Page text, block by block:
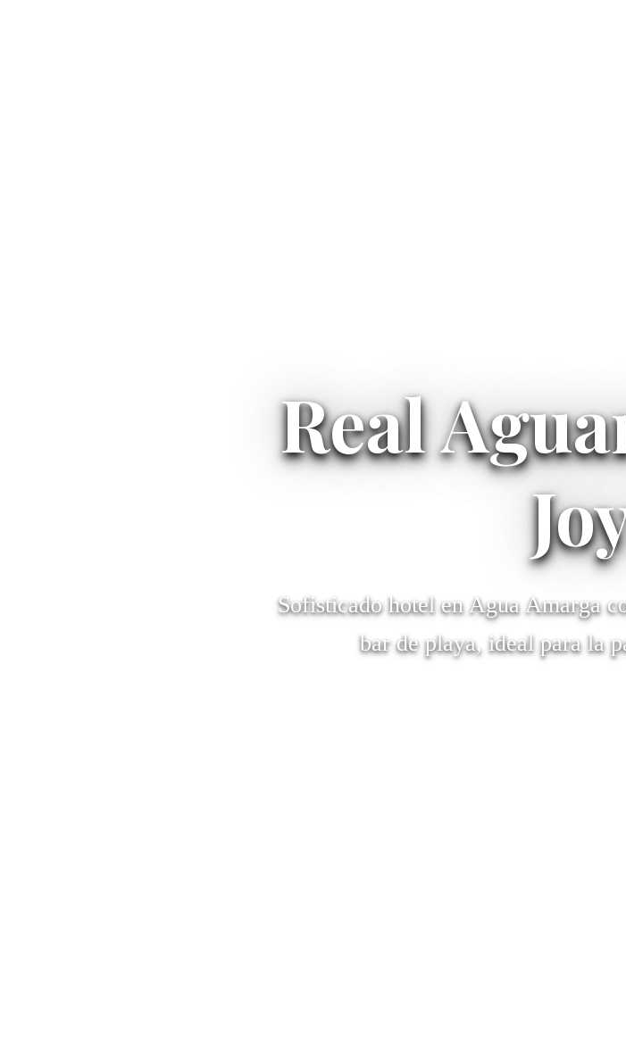
Real
Sofisticado hotel en Agua Amarga
bar de playa, ideal para la